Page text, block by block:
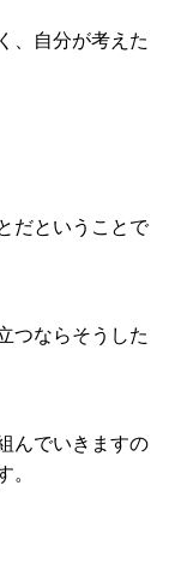
、自分が考えた
だということで
つならそうした
んでいきますの
。